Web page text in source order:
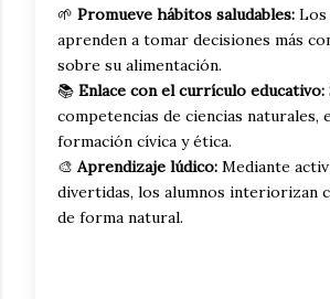
🌱 Promueve hábitos saludables: Los
aprenden a tomar decisiones más
sobre su alimentación.
📚 Enlace con el currículo educativo:
competencias de ciencias naturales,
formación cívica y ética.
🎨 Aprendizaje lúdico: Mediante
divertidas, los alumnos interiorizan
de forma natural.